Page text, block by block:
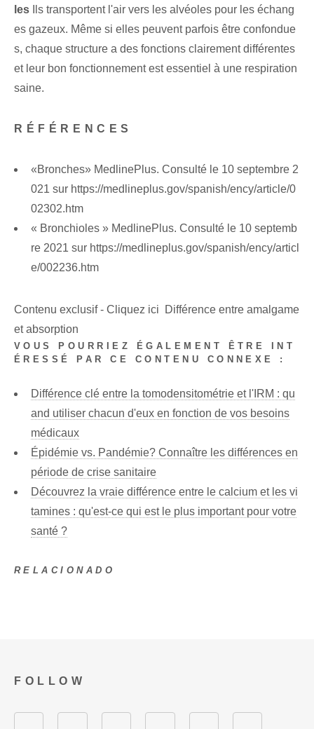
les Ils transportent l'air vers les alvéoles pour les échang
es gazeux. Même si elles peuvent parfois être confondue
s, chaque structure a des fonctions clairement différentes
et leur bon fonctionnement est essentiel à une respiration
saine.
RÉFÉRENCES
«Bronches» MedlinePlus. Consulté le 10 septembre 2
021 sur https://medlineplus.gov/spanish/ency/article/0
02302.htm
« Bronchioles » MedlinePlus. Consulté le 10 septemb
re 2021 sur https://medlineplus.gov/spanish/ency/articl
e/002236.htm
Contenu exclusif - Cliquez ici Différence entre amalgame
et absorption
VOUS POURRIEZ ÉGALEMENT ÊTRE INT
ÉRESSÉ PAR CE CONTENU CONNEXE :
Différence clé entre la tomodensitométrie et l'IRM : qu
and utiliser chacun d'eux en fonction de vos besoins
médicaux
Épidémie vs. Pandémie? Connaître les différences en
période de crise sanitaire
Découvrez la vraie différence entre le calcium et les vi
tamines : qu'est-ce qui est le plus important pour votre
santé ?
RELACIONADO
FOLLOW